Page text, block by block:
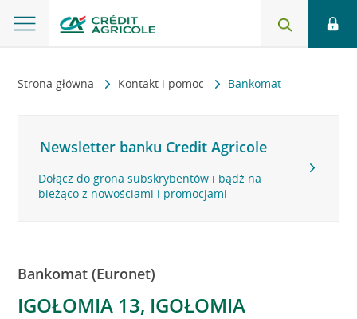
Strona główna Kontakt i pomoc Bankomat
Newsletter banku Credit Agricole
Dołącz do grona subskrybentów i bądź na
bieżąco z nowościami i promocjami
Bankomat (Euronet)
IGOŁOMIA 13, IGOŁOMIA